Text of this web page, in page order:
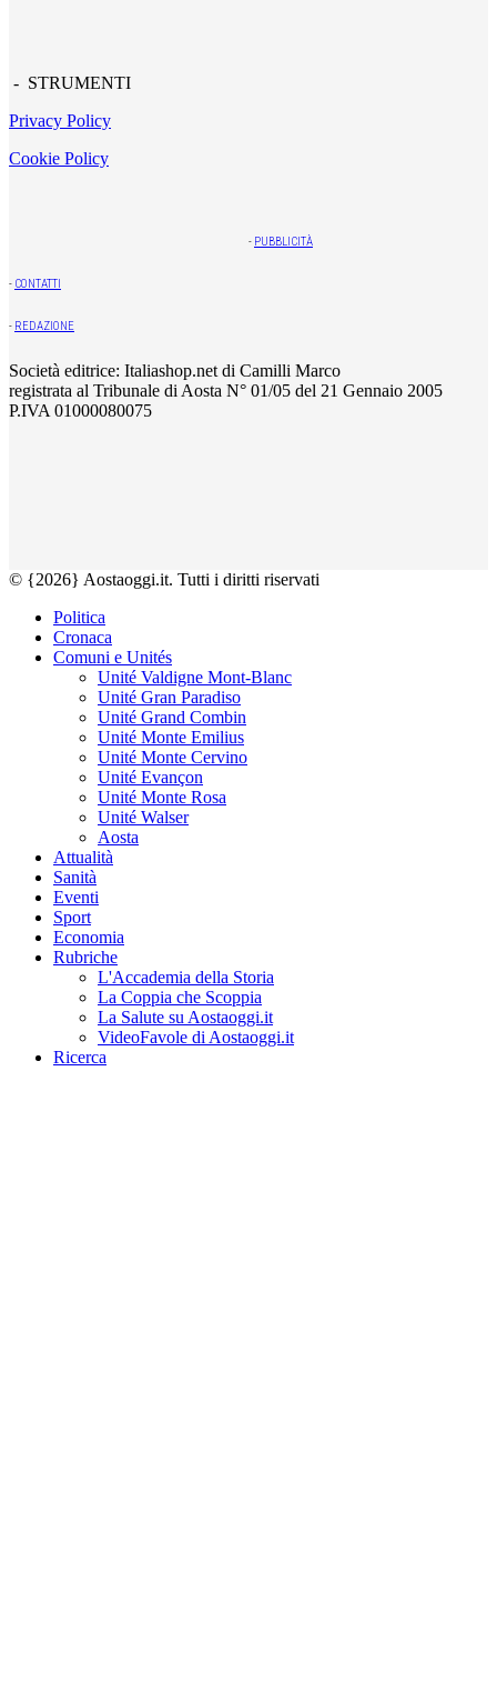
- STRUMENTI
Privacy Policy
Cookie Policy
- PUBBLICITÀ
- CONTATTI
- REDAZIONE
Società editrice: Italiashop.net di Camilli Marco
registrata al Tribunale di Aosta N° 01/05 del 21 Gennaio 2005
P.IVA 01000080075
© {2026} Aostaoggi.it. Tutti i diritti riservati
Politica
Cronaca
Comuni e Unités
Unité Valdigne Mont-Blanc
Unité Gran Paradiso
Unité Grand Combin
Unité Monte Emilius
Unité Monte Cervino
Unité Evançon
Unité Monte Rosa
Unité Walser
Aosta
Attualità
Sanità
Eventi
Sport
Economia
Rubriche
L'Accademia della Storia
La Coppia che Scoppia
La Salute su Aostaoggi.it
VideoFavole di Aostaoggi.it
Ricerca